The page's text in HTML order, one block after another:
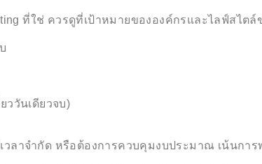
ที่ใช่ ควรดูที่เป้าหมายขององค์กรและไลฟ์สไ
ววันเดียวจบ)
วลาจำกัด หรือต้องการควบคุมงบประมาณ เน้นกา